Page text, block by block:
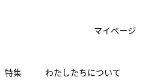
マイページ
特集 わたしたちについて